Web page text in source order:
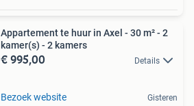
Appartement te huur in Axel - 30 m² - 2
kamer(s) - 2 kamers
€ 995,00 Details
Bezoek website Gisteren